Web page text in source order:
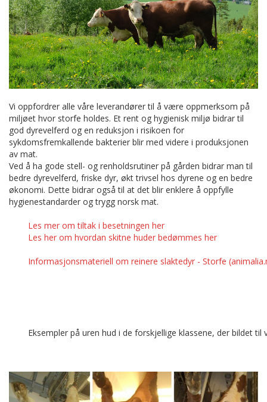
Vi oppfordrer alle våre leverandører til å være oppmerksom på
miljøet hvor storfe holdes. Et rent og hygienisk miljø bidrar til
god dyrevelferd og en reduksjon i risikoen for
sykdomsfremkallende bakterier blir med videre i produksjonen
av mat.
Ved å ha gode stell- og renholdsrutiner på gården bidrar man til
bedre dyrevelferd, friske dyr, økt trivsel hos dyrene og en bedre
økonomi. Dette bidrar også til at det blir enklere å oppfylle
hygienestandarder og trygg norsk mat.
Les mer om tiltak i besetningen her
Les her om hvordan skitne huder bedømmes her
Informasjonsmateriell om reinere slaktedyr - Storfe
Eksempler på uren hud i de forskjellige klassene, der bildet til